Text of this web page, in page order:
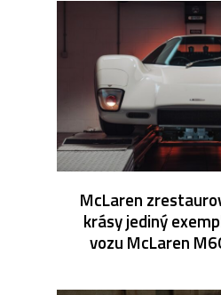
McLaren
krásy jediný
vozu McLaren